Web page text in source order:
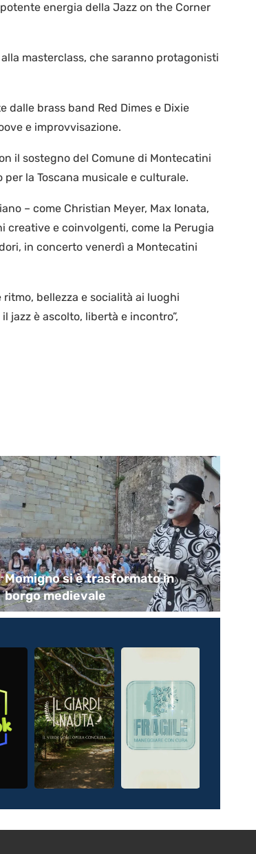
energia della Jazz on the Corner
masterclass, che saranno protagonisti
dalle brass band Red Dimes e Dixie
e improvvisazione.
il sostegno del Comune di Montecatini
la Toscana musicale e culturale.
– come Christian Meyer, Max Ionata,
creative e coinvolgenti, come la Perugia
in concerto venerdì a Montecatini
bellezza e socialità ai luoghi
è ascolto, libertà e incontro”,
Momigno si è trasformato in
borgo medievale